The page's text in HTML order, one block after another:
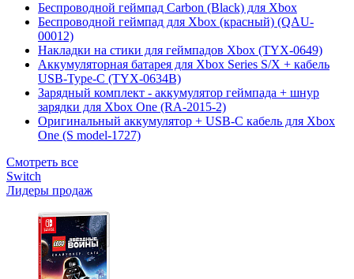
Беспроводной геймпад Carbon (Black) для Xbox
Беспроводной геймпад для Xbox (красный) (QAU-
00012)
Накладки на стики для геймпадов Xbox (TYX-0649)
Аккумуляторная батарея для Xbox Series S/X + кабель
USB-Type-C (TYX-0634B)
Зарядный комплект - аккумулятор геймпада + шнур
зарядки для Xbox One (RA-2015-2)
Оригинальный аккумулятор + USB-C кабель для Xbox
One (S model-1727)
Смотреть все
Switch
Лидеры продаж